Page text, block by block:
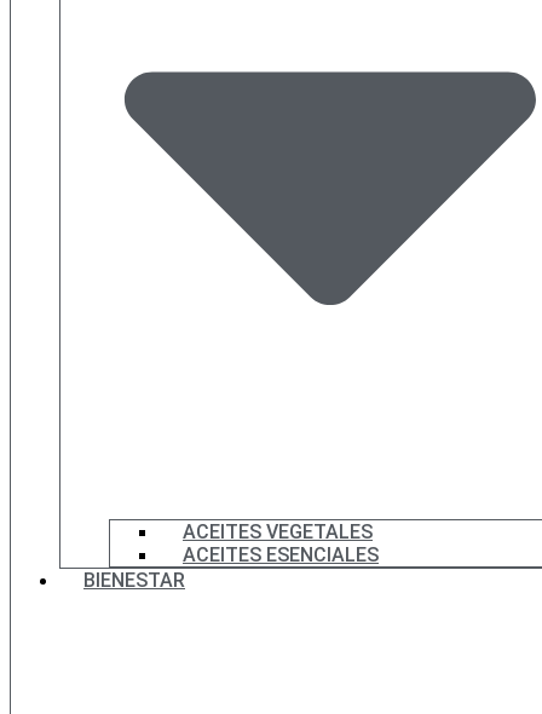
ACEITES VEGETALES
ACEITES ESENCIALES
BIENESTAR